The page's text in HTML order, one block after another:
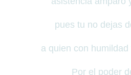
pues tu no dejas
a quien con
Por el poder